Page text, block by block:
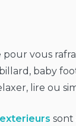
pour vous
billard, baby
lire ou
sont